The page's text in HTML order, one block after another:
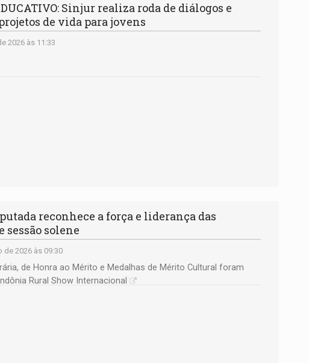
Sinjur realiza roda de diálogos e
de vida para jovens
2026 às 11:33
reconhece a força e liderança das
solene
de 2026 às 09:30
de Honra ao Mérito e Medalhas de Mérito Cultural foram
Rural Show Internacional